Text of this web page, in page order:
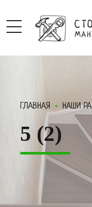
ГЛАВНАЯ НАШИ
5 (2)